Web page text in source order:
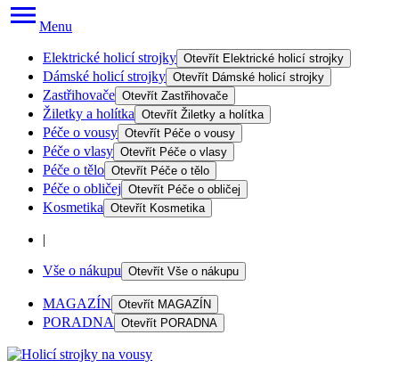
Menu
Elektrické holicí strojky Otevřít Elektrické holicí strojky
Dámské holicí strojky Otevřít Dámské holicí strojky
Zastřihovače Otevřít Zastřihovače
Žiletky a holítka Otevřít Žiletky a holítka
Péče o vousy Otevřít Péče o vousy
Péče o vlasy Otevřít Péče o vlasy
Péče o tělo Otevřít Péče o tělo
Péče o obličej Otevřít Péče o obličej
Kosmetika Otevřít Kosmetika
|
Vše o nákupu Otevřít Vše o nákupu
MAGAZÍN Otevřít MAGAZÍN
PORADNA Otevřít PORADNA